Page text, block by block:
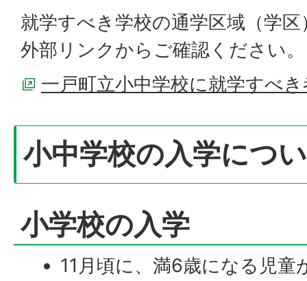
就学すべき学校の通学区域（学
外部リンクからご確認ください。
一戸町立小中学校に就学すべ
小中学校の入学につ
小学校の入学
11月頃に、満6歳になる児童